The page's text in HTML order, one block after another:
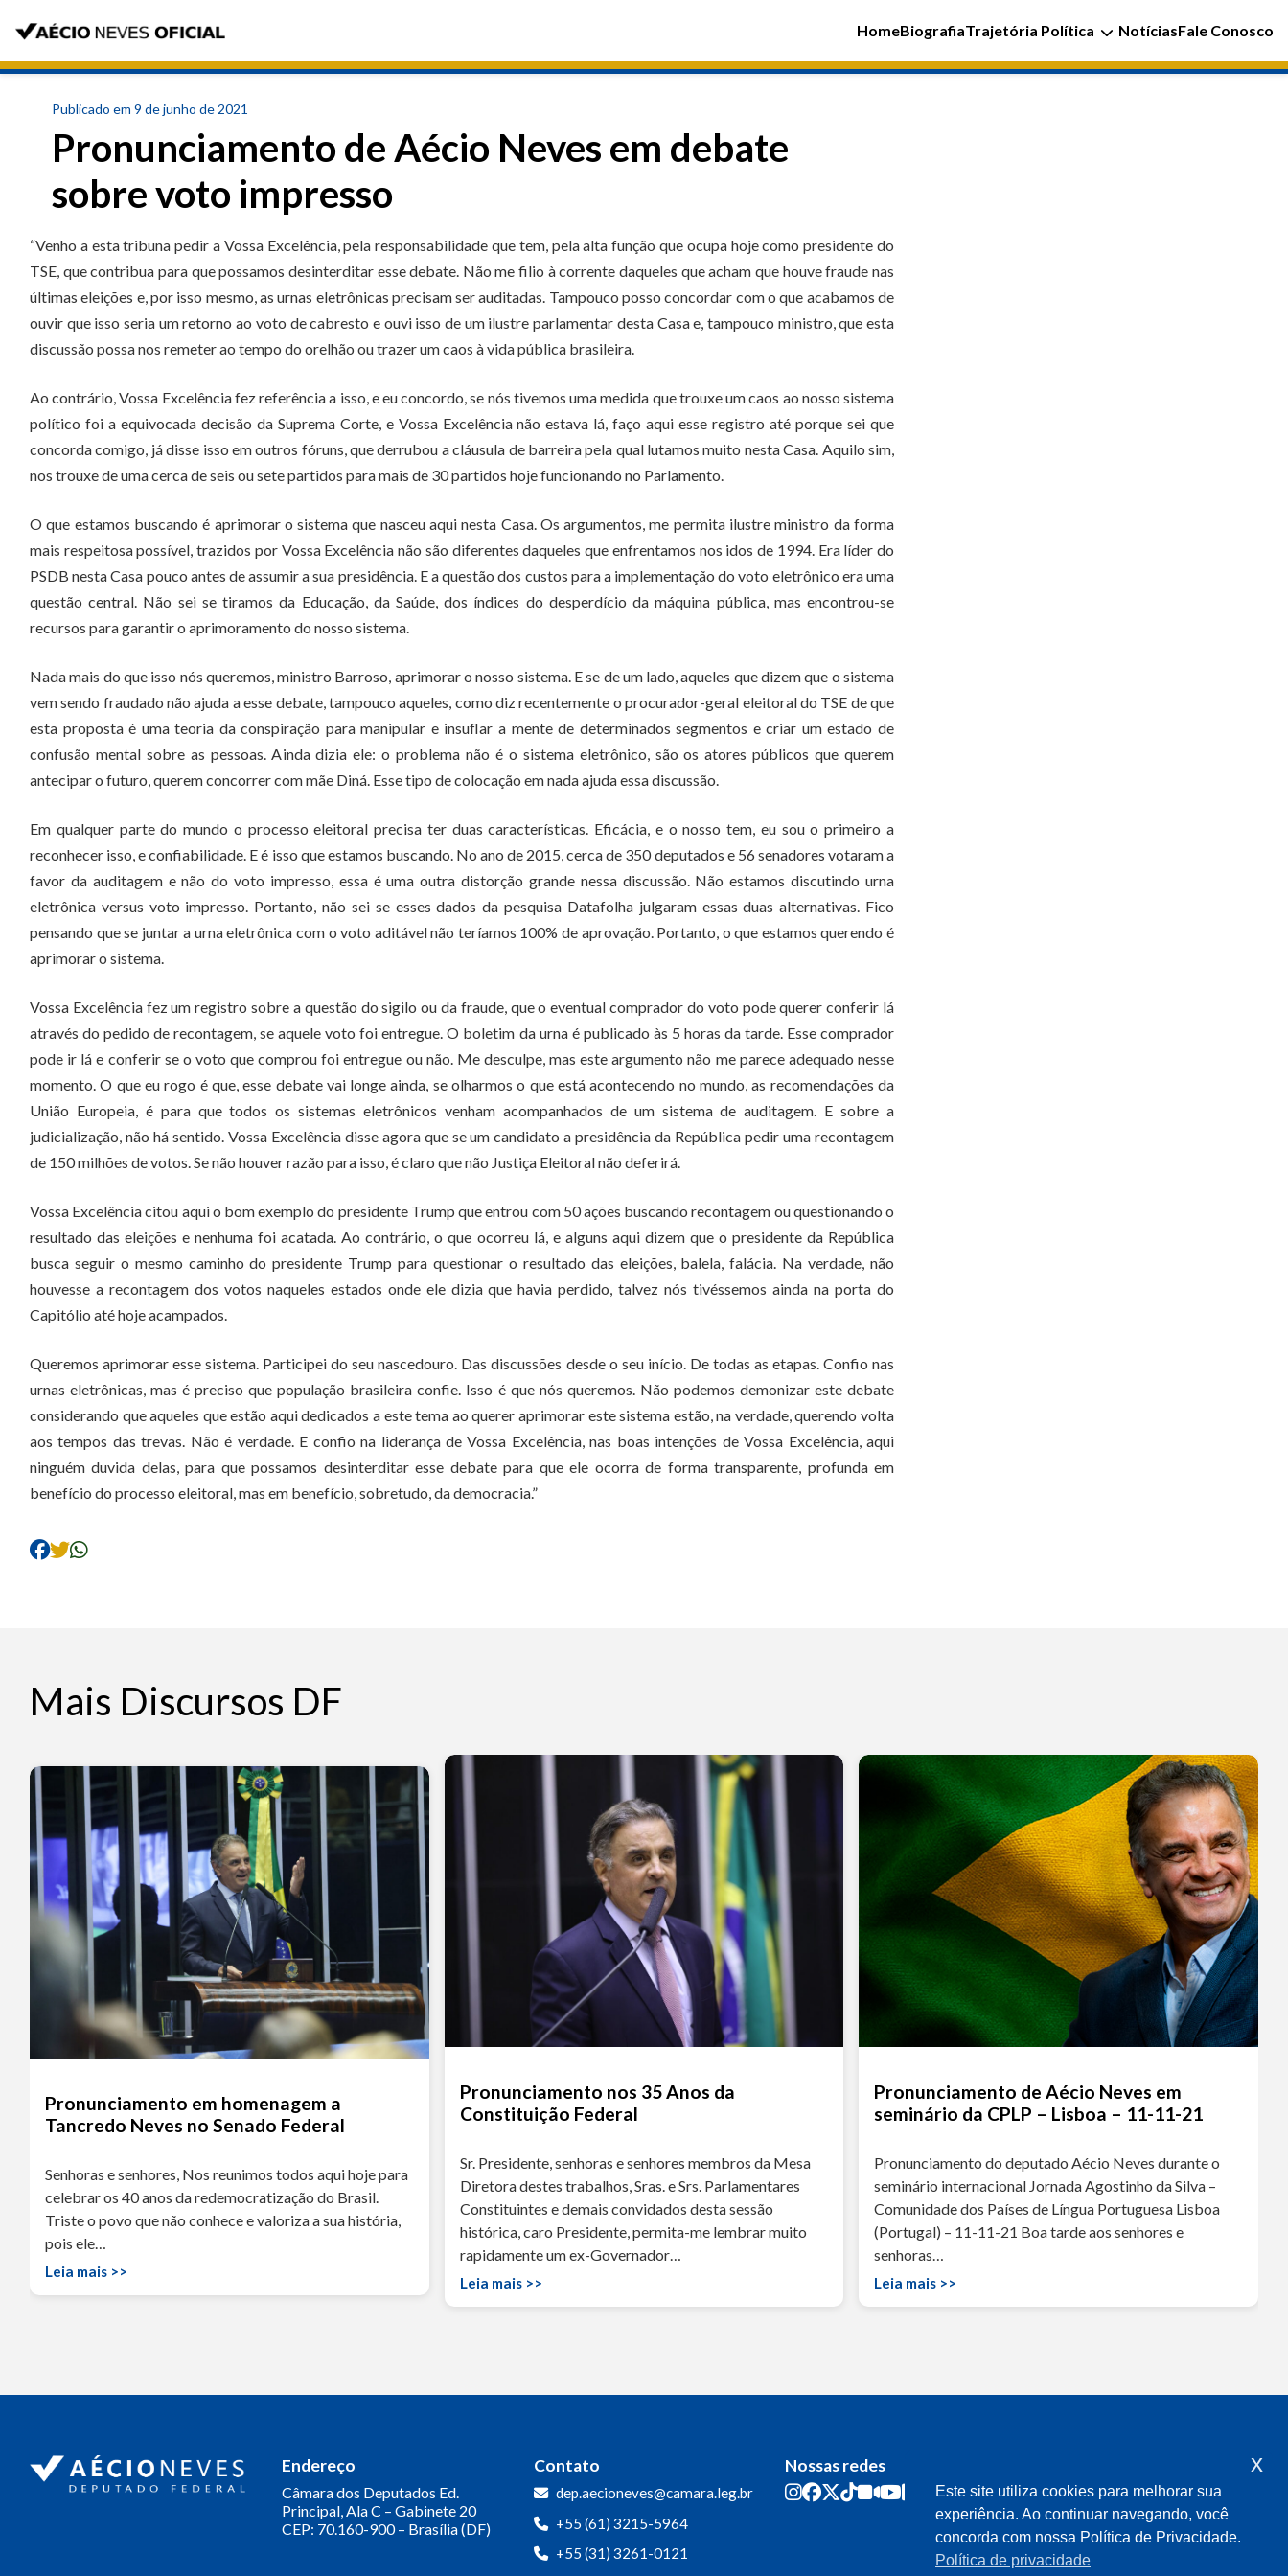
HomeBiografiaTrajetória Política NotíciasFale Conosco
Publicado em 9 de junho de 2021
Pronunciamento de Aécio Neves em debate
sobre voto impresso
“Venho a esta tribuna pedir a Vossa Excelência, pela responsabilidade que tem, pela alta função que ocupa hoje como presidente do
TSE, que contribua para que possamos desinterditar esse debate. Não me filio à corrente daqueles que acham que houve fraude nas
últimas eleições e, por isso mesmo, as urnas eletrônicas precisam ser auditadas. Tampouco posso concordar com o que acabamos de
ouvir que isso seria um retorno ao voto de cabresto e ouvi isso de um ilustre parlamentar desta Casa e, tampouco ministro, que esta
discussão possa nos remeter ao tempo do orelhão ou trazer um caos à vida pública brasileira.
Ao contrário, Vossa Excelência fez referência a isso, e eu concordo, se nós tivemos uma medida que trouxe um caos ao nosso sistema
político foi a equivocada decisão da Suprema Corte, e Vossa Excelência não estava lá, faço aqui esse registro até porque sei que
concorda comigo, já disse isso em outros fóruns, que derrubou a cláusula de barreira pela qual lutamos muito nesta Casa. Aquilo sim,
nos trouxe de uma cerca de seis ou sete partidos para mais de 30 partidos hoje funcionando no Parlamento.
O que estamos buscando é aprimorar o sistema que nasceu aqui nesta Casa. Os argumentos, me permita ilustre ministro da forma
mais respeitosa possível, trazidos por Vossa Excelência não são diferentes daqueles que enfrentamos nos idos de 1994. Era líder do
PSDB nesta Casa pouco antes de assumir a sua presidência. E a questão dos custos para a implementação do voto eletrônico era uma
questão central. Não sei se tiramos da Educação, da Saúde, dos índices do desperdício da máquina pública, mas encontrou-se
recursos para garantir o aprimoramento do nosso sistema.
Nada mais do que isso nós queremos, ministro Barroso, aprimorar o nosso sistema. E se de um lado, aqueles que dizem que o sistema
vem sendo fraudado não ajuda a esse debate, tampouco aqueles, como diz recentemente o procurador-geral eleitoral do TSE de que
esta proposta é uma teoria da conspiração para manipular e insuflar a mente de determinados segmentos e criar um estado de
confusão mental sobre as pessoas. Ainda dizia ele: o problema não é o sistema eletrônico, são os atores públicos que querem
antecipar o futuro, querem concorrer com mãe Diná. Esse tipo de colocação em nada ajuda essa discussão.
Em qualquer parte do mundo o processo eleitoral precisa ter duas características. Eficácia, e o nosso tem, eu sou o primeiro a
reconhecer isso, e confiabilidade. E é isso que estamos buscando. No ano de 2015, cerca de 350 deputados e 56 senadores votaram a
favor da auditagem e não do voto impresso, essa é uma outra distorção grande nessa discussão. Não estamos discutindo urna
eletrônica versus voto impresso. Portanto, não sei se esses dados da pesquisa Datafolha julgaram essas duas alternativas. Fico
pensando que se juntar a urna eletrônica com o voto aditável não teríamos 100% de aprovação. Portanto, o que estamos querendo é
aprimorar o sistema.
Vossa Excelência fez um registro sobre a questão do sigilo ou da fraude, que o eventual comprador do voto pode querer conferir lá
através do pedido de recontagem, se aquele voto foi entregue. O boletim da urna é publicado às 5 horas da tarde. Esse comprador
pode ir lá e conferir se o voto que comprou foi entregue ou não. Me desculpe, mas este argumento não me parece adequado nesse
momento. O que eu rogo é que, esse debate vai longe ainda, se olharmos o que está acontecendo no mundo, as recomendações da
União Europeia, é para que todos os sistemas eletrônicos venham acompanhados de um sistema de auditagem. E sobre a
judicialização, não há sentido. Vossa Excelência disse agora que se um candidato a presidência da República pedir uma recontagem
de 150 milhões de votos. Se não houver razão para isso, é claro que não Justiça Eleitoral não deferirá.
Vossa Excelência citou aqui o bom exemplo do presidente Trump que entrou com 50 ações buscando recontagem ou questionando o
resultado das eleições e nenhuma foi acatada. Ao contrário, o que ocorreu lá, e alguns aqui dizem que o presidente da República
busca seguir o mesmo caminho do presidente Trump para questionar o resultado das eleições, balela, falácia. Na verdade, não
houvesse a recontagem dos votos naqueles estados onde ele dizia que havia perdido, talvez nós tivéssemos ainda na porta do
Capitólio até hoje acampados.
Queremos aprimorar esse sistema. Participei do seu nascedouro. Das discussões desde o seu início. De todas as etapas. Confio nas
urnas eletrônicas, mas é preciso que população brasileira confie. Isso é que nós queremos. Não podemos demonizar este debate
considerando que aqueles que estão aqui dedicados a este tema ao querer aprimorar este sistema estão, na verdade, querendo volta
aos tempos das trevas. Não é verdade. E confio na liderança de Vossa Excelência, nas boas intenções de Vossa Excelência, aqui
ninguém duvida delas, para que possamos desinterditar esse debate para que ele ocorra de forma transparente, profunda em
benefício do processo eleitoral, mas em benefício, sobretudo, da democracia.”
Mais Discursos DF
Pronunciamento em homenagem a
Tancredo Neves no Senado Federal
Senhoras e senhores, Nos reunimos todos aqui hoje para
celebrar os 40 anos da redemocratização do Brasil.
Triste o povo que não conhece e valoriza a sua história,
pois ele…
Leia mais >>
Pronunciamento nos 35 Anos da
Constituição Federal
Sr. Presidente, senhoras e senhores membros da Mesa
Diretora destes trabalhos, Sras. e Srs. Parlamentares
Constituintes e demais convidados desta sessão
histórica, caro Presidente, permita-me lembrar muito
rapidamente um ex-Governador…
Leia mais >>
Pronunciamento de Aécio Neves em
seminário da CPLP – Lisboa – 11-11-21
Pronunciamento do deputado Aécio Neves durante o
seminário internacional Jornada Agostinho da Silva –
Comunidade dos Países de Língua Portuguesa Lisboa
(Portugal) – 11-11-21 Boa tarde aos senhores e
senhoras…
Leia mais >>
Endereço
Câmara dos Deputados Ed.
Principal, Ala C – Gabinete 20
CEP: 70.160-900 – Brasília (DF)
Contato
dep.aecioneves@camara.leg.br
+55 (61) 3215-5964
+55 (31) 3261-0121
Nossas redes
Este site utiliza cookies para melhorar sua
experiência. Ao continuar navegando, você
concorda com nossa Política de Privacidade.
Política de privacidade
x